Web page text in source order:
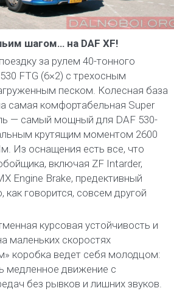
шагом… на DAF XF!
за рулем 40-тонного
FTG (6×2) с трехосным
песком. Колесная база
самая комфортабельная Super
— самый мощный для DAF 530-
крутящим моментом 2600
Из оснащения есть все, что
включая ZF Intarder,
Engine Brake, предективный
как говорится, совсем другой
курсовая устойчивость и
маленьких скоростях
коробка ведет себя молодцом:
медленное движение с
без рывков и лишних звуков.